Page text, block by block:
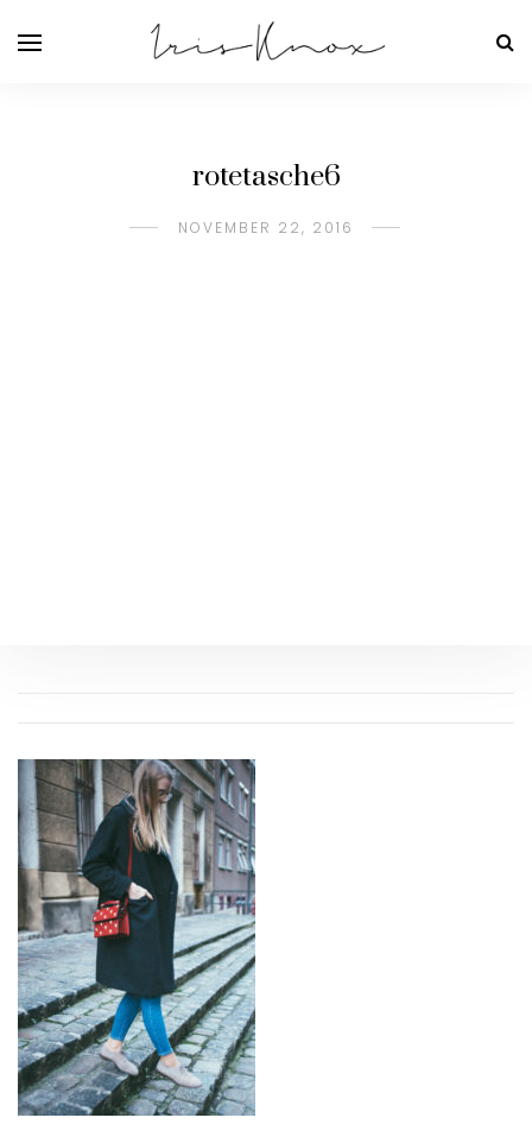
rotetasche6
NOVEMBER 22, 2016